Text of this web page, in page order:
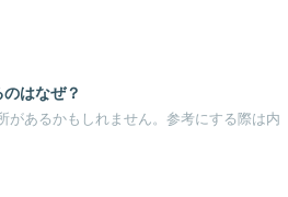
はなぜ？
があるかもしれません。参考にする際は内